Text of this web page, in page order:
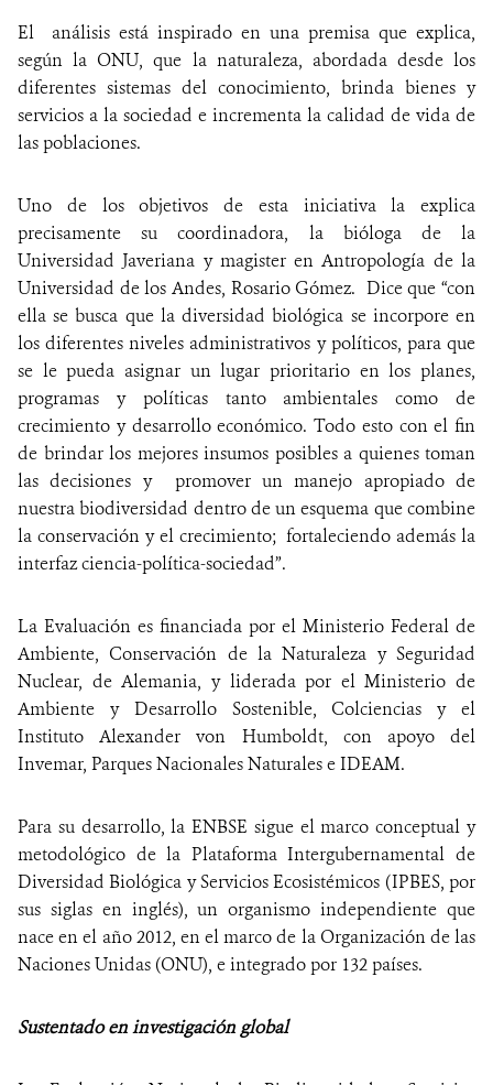
El análisis está inspirado en una premisa que explica,
según la ONU, que la naturaleza, abordada desde los
diferentes sistemas del conocimiento, brinda bienes y
servicios a la sociedad e incrementa la calidad de vida de
las poblaciones.
Uno de los objetivos de esta iniciativa la explica
precisamente su coordinadora, la bióloga de la
Universidad Javeriana y magister en Antropología de la
Universidad de los Andes, Rosario Gómez. Dice que “con
ella se busca que la diversidad biológica se incorpore en
los diferentes niveles administrativos y políticos, para que
se le pueda asignar un lugar prioritario en los planes,
programas y políticas tanto ambientales como de
crecimiento y desarrollo económico. Todo esto con el fin
de brindar los mejores insumos posibles a quienes toman
las decisiones y promover un manejo apropiado de
nuestra biodiversidad dentro de un esquema que combine
la conservación y el crecimiento; fortaleciendo además la
interfaz ciencia-política-sociedad”.
La Evaluación es financiada por el Ministerio Federal de
Ambiente, Conservación de la Naturaleza y Seguridad
Nuclear, de Alemania, y liderada por el Ministerio de
Ambiente y Desarrollo Sostenible, Colciencias y el
Instituto Alexander von Humboldt, con apoyo del
Invemar, Parques Nacionales Naturales e IDEAM.
Para su desarrollo, la ENBSE sigue el marco conceptual y
metodológico de la Plataforma Intergubernamental de
Diversidad Biológica y Servicios Ecosistémicos (IPBES, por
sus siglas en inglés), un organismo independiente que
nace en el año 2012, en el marco de la Organización de las
Naciones Unidas (ONU), e integrado por 132 países.
Sustentado en investigación global